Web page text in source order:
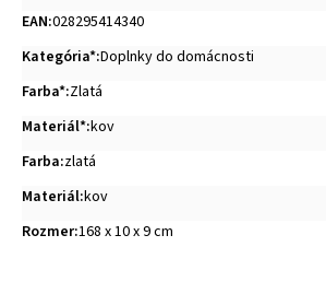
EAN:028295414340
Kategória*:Doplnky do domácnosti
Farba*:Zlatá
Materiál*:kov
Farba:zlatá
Materiál:kov
Rozmer:168 x 10 x 9 cm